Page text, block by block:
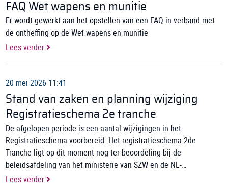
Documenten
Nieuws
FAQ
Contact
FAQ Wet wapens en munitie
Er wordt gewerkt aan het opstellen van een FAQ in verband met
de ontheffing op de Wet wapens en munitie
Lees verder
20 mei 2026 11:41
Stand van zaken en planning wijziging
Registratieschema 2e tranche
De afgelopen periode is een aantal wijzigingen in het
Registratieschema voorbereid. Het registratieschema 2de
Tranche ligt op dit moment nog ter beoordeling bij de
beleidsafdeling van het ministerie van SZW en de NL-
Arbeidsinspectie.
Lees verder